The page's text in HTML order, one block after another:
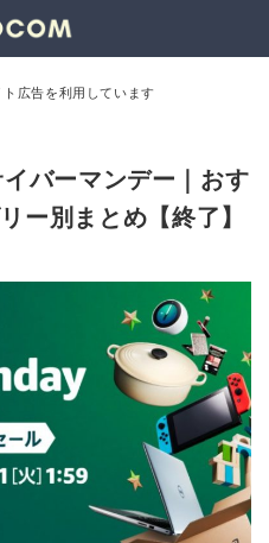
広告を利用しています
バーマンデー｜おす
ー別まとめ【終了】